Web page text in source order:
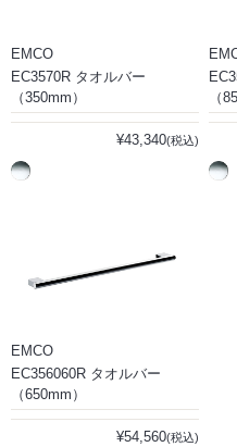
EMCO
EC3570R タオルバー
（350mm）
¥43,340(税込)
（
EMCO
EC356060R タオルバー
（650mm）
¥54,560(税込)